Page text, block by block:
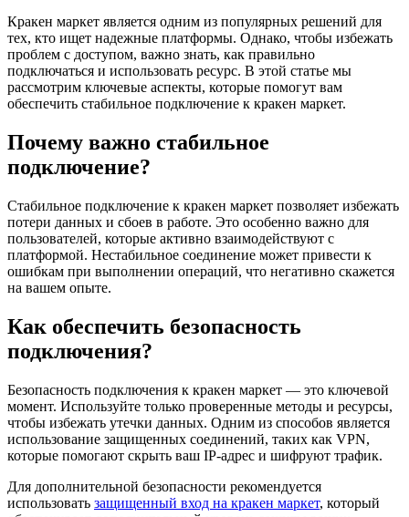
Кракен маркет является одним из популярных решений для
тех, кто ищет надежные платформы. Однако, чтобы избежать
проблем с доступом, важно знать, как правильно
подключаться и использовать ресурс. В этой статье мы
рассмотрим ключевые аспекты, которые помогут вам
обеспечить стабильное подключение к кракен маркет.
Почему важно стабильное
подключение?
Стабильное подключение к кракен маркет позволяет избежать
потери данных и сбоев в работе. Это особенно важно для
пользователей, которые активно взаимодействуют с
платформой. Нестабильное соединение может привести к
ошибкам при выполнении операций, что негативно скажется
на вашем опыте.
Как обеспечить безопасность
подключения?
Безопасность подключения к кракен маркет — это ключевой
момент. Используйте только проверенные методы и ресурсы,
чтобы избежать утечки данных. Одним из способов является
использование защищенных соединений, таких как VPN,
которые помогают скрыть ваш IP-адрес и шифруют трафик.
Для дополнительной безопасности рекомендуется
использовать защищенный вход на кракен маркет, который